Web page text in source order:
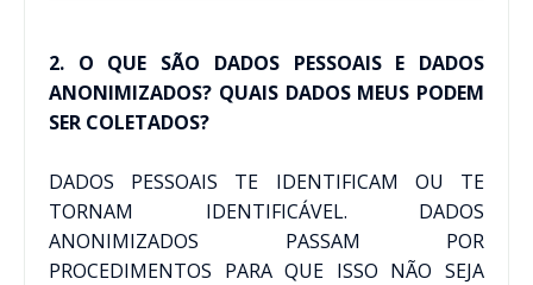
2. O QUE SÃO DADOS PESSOAIS E DADOS
ANONIMIZADOS? QUAIS DADOS MEUS PODEM
SER COLETADOS?
DADOS PESSOAIS TE IDENTIFICAM OU TE
TORNAM IDENTIFICÁVEL. DADOS
ANONIMIZADOS PASSAM POR
PROCEDIMENTOS PARA QUE ISSO NÃO SEJA